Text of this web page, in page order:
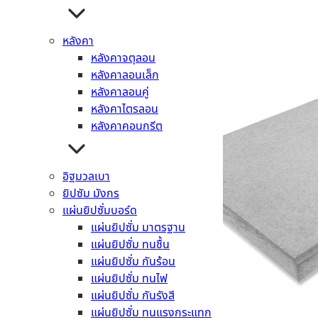
หลังคา
หลังคาจตุลอน
หลังคาลอนเล็ก
หลังคาลอนคู่
หลังคาไตรลอน
หลังคาคอนกรีต
อิฐมวลเบา
ยิปซัม มังกร
แผ่นยิปซั่มบอร์ด
แผ่นยิปซั่ม มาตรฐาน
แผ่นยิปซั่ม ทนชื้น
แผ่นยิปซั่ม กันร้อน
แผ่นยิปซั่ม ทนไฟ
แผ่นยิปซั่ม กันรังสี
แผ่นยิปซั่ม ทนแรงกระแทก